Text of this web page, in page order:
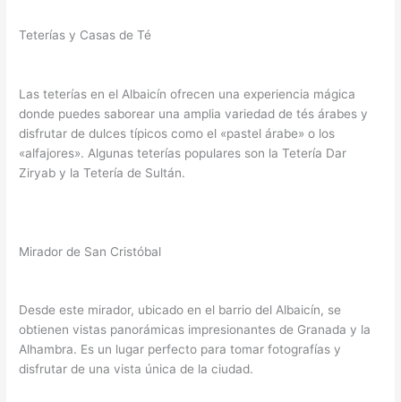
Teterías y Casas de Té
Las teterías en el Albaicín ofrecen una experiencia mágica
donde puedes saborear una amplia variedad de tés árabes y
disfrutar de dulces típicos como el «pastel árabe» o los
«alfajores». Algunas teterías populares son la Tetería Dar
Ziryab y la Tetería de Sultán.
Mirador de San Cristóbal
Desde este mirador, ubicado en el barrio del Albaicín, se
obtienen vistas panorámicas impresionantes de Granada y la
Alhambra. Es un lugar perfecto para tomar fotografías y
disfrutar de una vista única de la ciudad.